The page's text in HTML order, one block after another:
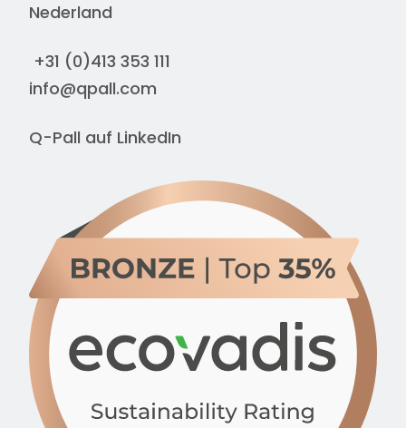
Nederland
+31 (0)413 353 111
info@qpall.com
Q-Pall auf LinkedIn